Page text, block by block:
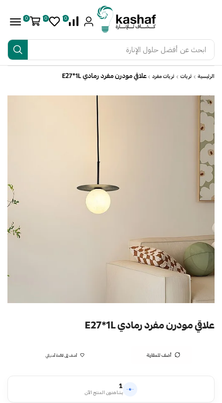
ابحث عن أفضل حلول الإنارة
0
0
0
الرئيسية ثريات ثريات مفرد علاقي مودرن مفرد رمادي E27*1L
علاقي مودرن مفرد رمادي E27*1L
أضف للمقارنة أضف إلى قائمة أمنياتي
1
يشاهدون المنتج الآن